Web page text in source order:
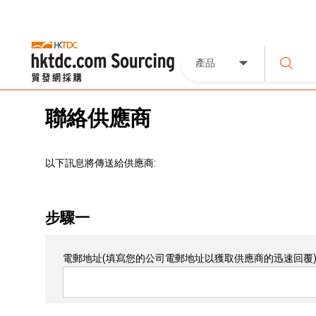
產品
聯絡供應商
以下訊息將傳送給供應商:
步驟一
電郵地址(填寫您的公司電郵地址以獲取供應商的迅速回覆)